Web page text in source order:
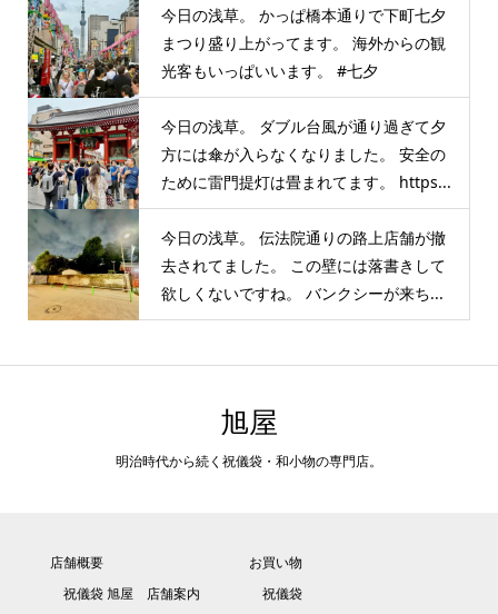
今日の浅草。 かっぱ橋本通りで下町七夕
まつり盛り上がってます。 海外からの観
光客もいっぱいいます。 #七夕
今日の浅草。 ダブル台風が通り過ぎて夕
方には傘が入らなくなりました。 安全の
ために雷門提灯は畳まれてます。 https...
今日の浅草。 伝法院通りの路上店舗が撤
去されてました。 この壁には落書きして
欲しくないですね。 バンクシーが来ち...
旭屋
明治時代から続く祝儀袋・和小物の専門店。
店舗概要
祝儀袋 旭屋 店舗案内
お買い物
祝儀袋